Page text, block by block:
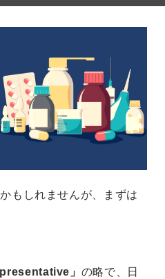
もしれませんが、まずは
」 の略で、日